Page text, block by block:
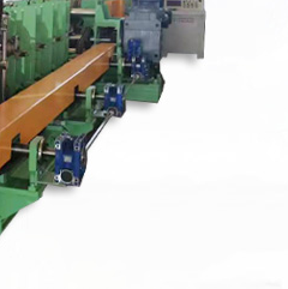
不锈钢瓦机
客户定制产品